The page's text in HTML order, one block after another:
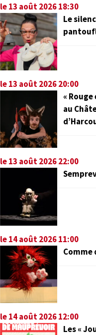
le 13 août 2026 18:30
Le
le 13 août 2026 20:00
«
au
le 13 août 2026 22:00
le 14 août 2026 11:00
Comme
le 14 août 2026 12:00
Les «